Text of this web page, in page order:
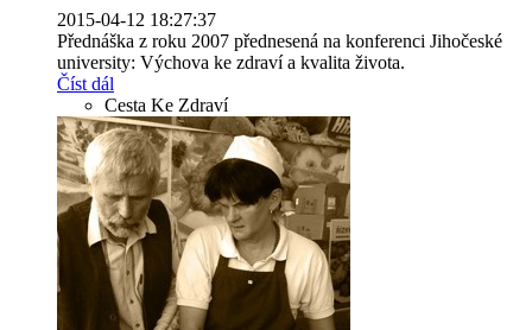
2015-04-12 18:27:37
Přednáška z roku 2007 přednesená na konferenci Jihočeské
university: Výchova ke zdraví a kvalita života.
Číst dál
Cesta Ke Zdraví